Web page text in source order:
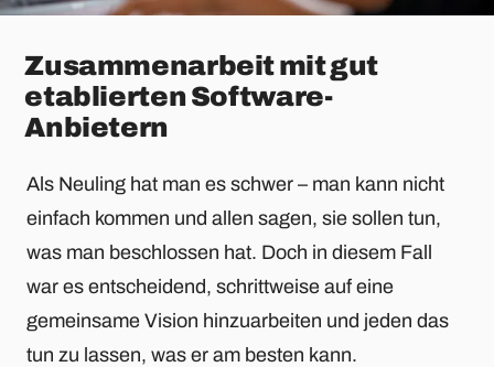
Zusammenarbeit mit gut
etablierten Software-
Anbietern
Als Neuling hat man es schwer – man kann nicht
einfach kommen und allen sagen, sie sollen tun,
was man beschlossen hat. Doch in diesem Fall
war es entscheidend, schrittweise auf eine
gemeinsame Vision hinzuarbeiten und jeden das
tun zu lassen, was er am besten kann.